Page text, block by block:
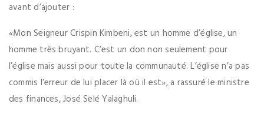
avant d’ajouter :
«Mon Seigneur Crispin Kimbeni, est un homme d’église, un
homme très bruyant. C’est un don non seulement pour
l’église mais aussi pour toute la communauté. L’église n’a pas
commis l’erreur de lui placer là où il est», a rassuré le ministre
des finances, José Selé Yalaghuli.